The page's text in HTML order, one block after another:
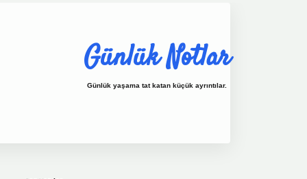
Günlük Notlar
Günlük yaşama tat katan küçük ayrıntılar.